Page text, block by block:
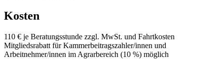
Kosten
110 € je Beratungsstunde zzgl. MwSt. und Fahrtkosten
Mitgliedsrabatt für Kammerbeitragszahler/innen und
Arbeitnehmer/innen im Agrarbereich (10 %) möglich